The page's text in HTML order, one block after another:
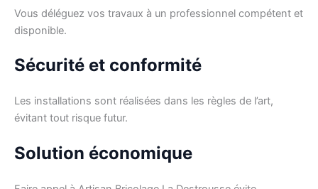
Vous déléguez vos travaux à un professionnel compétent et
disponible.
Sécurité et conformité
Les installations sont réalisées dans les règles de l’art,
évitant tout risque futur.
Solution économique